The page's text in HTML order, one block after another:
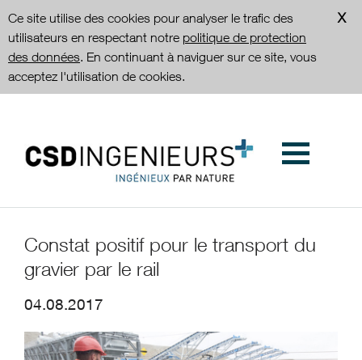
Ce site utilise des cookies pour analyser le trafic des
utilisateurs en respectant notre politique de protection
des données. En continuant à naviguer sur ce site, vous
acceptez l'utilisation de cookies.
Constat positif pour le transport du
gravier par le rail
04.08.2017